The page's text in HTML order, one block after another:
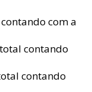
com a
contando
contando